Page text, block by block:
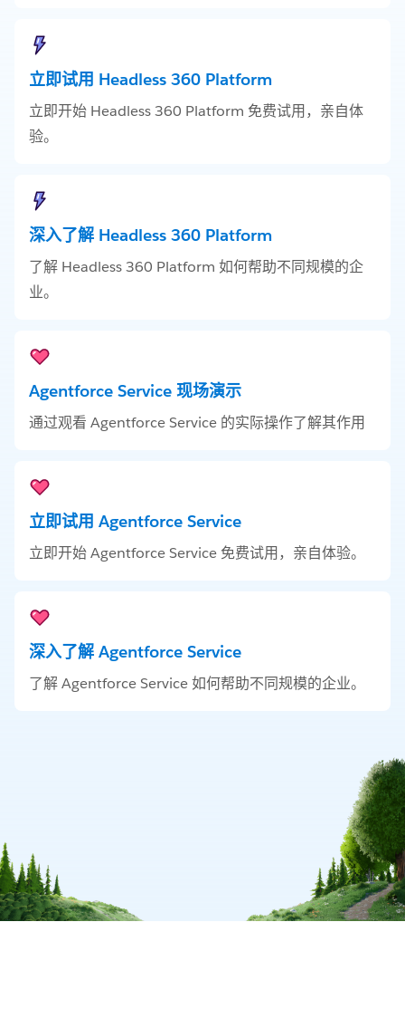
立即试用 Headless 360 Platform
立即开始 Headless 360 Platform 免费试用，亲自体
验。
深入了解 Headless 360 Platform
了解 Headless 360 Platform 如何帮助不同规模的企
业。
Agentforce Service 现场演示
通过观看 Agentforce Service 的实际操作了解其作用
立即试用 Agentforce Service
立即开始 Agentforce Service 免费试用，亲自体验。
深入了解 Agentforce Service
了解 Agentforce Service 如何帮助不同规模的企业。